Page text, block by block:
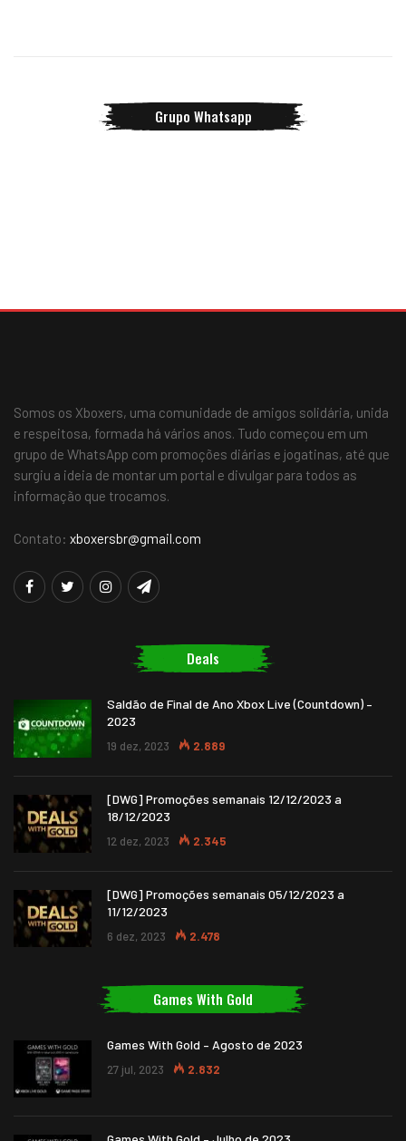
Grupo Whatsapp
Somos os Xboxers, uma comunidade de amigos solidária, unida
e respeitosa, formada há vários anos. Tudo começou em um
grupo de WhatsApp com promoções diárias e jogatinas, até que
surgiu a ideia de montar um portal e divulgar para todos as
informação que trocamos.
Contato: xboxersbr@gmail.com
Deals
Saldão de Final de Ano Xbox Live (Countdown) –
2023
19 dez, 2023 2.889
[DWG] Promoções semanais 12/12/2023 a
18/12/2023
12 dez, 2023 2.345
[DWG] Promoções semanais 05/12/2023 a
11/12/2023
6 dez, 2023 2.478
Games With Gold
Games With Gold – Agosto de 2023
27 jul, 2023 2.832